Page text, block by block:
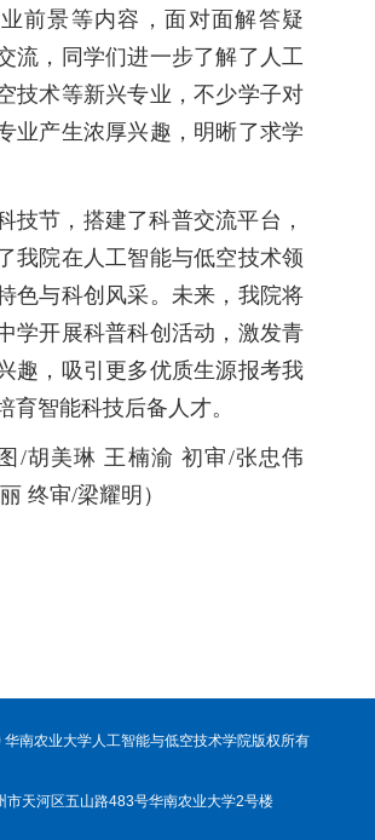
前景等内容，面对面解答疑
流，同学们进一步了解了人工
技术等新兴专业，不少学子对
业产生浓厚兴趣，明晰了求学
技节，搭建了科普交流平台，
我院在人工智能与低空技术领
色与科创风采。未来，我院将
学开展科普科创活动，激发青
趣，吸引更多优质生源报考我
育智能科技后备人才。
/胡美琳 王楠渝 初审/张忠伟
终审/梁耀明）
南农业大学人工智能与低空技术学院版权所有
市天河区五山路483号华南农业大学2号楼